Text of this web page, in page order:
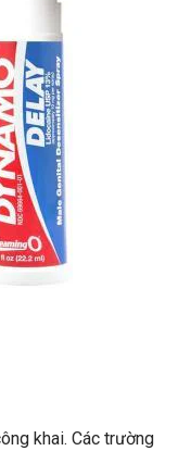
khai. Các trường